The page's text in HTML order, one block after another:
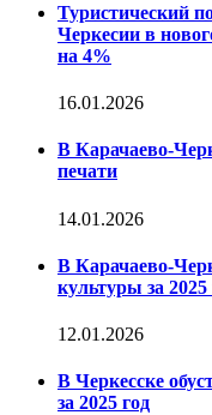
Туристический
Черкесии в
на 4%
16.01.2026
В Карачаево-
печати
14.01.2026
В Карачаево-
культуры за 2025
12.01.2026
В Черкесске
за 2025 год